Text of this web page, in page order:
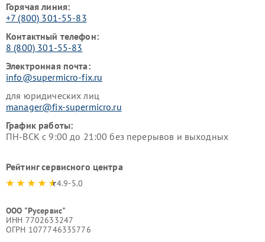
Горячая линия:
+7 (800) 301-55-83
Контактный телефон:
8 (800) 301-55-83
Электронная почта:
info@supermicro-fix.ru
для юридических лиц
manager@fix-supermicro.ru
График работы:
ПН-ВСК с 9:00 до 21:00 без перерывов и выходных
Рейтинг сервисного центра
4.9-5.0
ООО "Русервис"
ИНН 7702633247
ОГРН 1077746335776